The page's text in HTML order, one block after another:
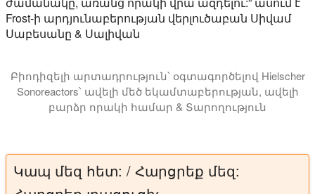
Frost-ի արդյունաբերության վերլուծաբան Սիվամ
Սաբեսանը & Սալիվան
Բիոդիզելի արտադրություն՝ օգտագործելով Hielscher
Sonoreactors՝ ավելի մեծ եկամտաբերության, ավելի
բարձր որակի համար & Տարողություն
Կապ մեզ հետ: / Հարցրեք մեզ: